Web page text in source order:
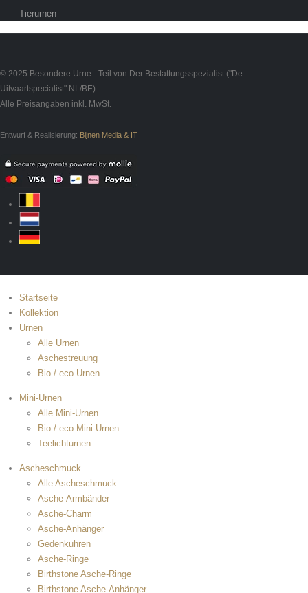
Tierurnen
© 2025 Besondere Urne - Teil von Der Bestattungsspezialist ("De
Uitvaartspecialist" NL/BE)
Alle Preisangaben inkl. MwSt.
Entwurf & Realisierung: Bijnen Media & IT
Startseite
Kollektion
Urnen
Alle Urnen
Aschestreuung
Bio / eco Urnen
Mini-Urnen
Alle Mini-Urnen
Bio / eco Mini-Urnen
Teelichturnen
Ascheschmuck
Alle Ascheschmuck
Asche-Armbänder
Asche-Charm
Asche-Anhänger
Gedenkuhren
Asche-Ringe
Birthstone Asche-Ringe
Birthstone Asche-Anhänger